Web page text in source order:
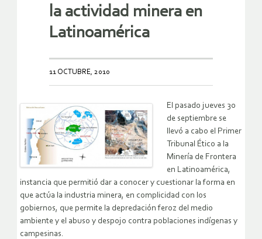
la actividad minera en
Latinoamérica
11 OCTUBRE, 2010
El pasado jueves 30
de septiembre se
llevó a cabo el Primer
Tribunal Ético a la
Minería de Frontera
en Latinoamérica,
instancia que permitió dar a conocer y cuestionar la forma en
que actúa la industria minera, en complicidad con los
gobiernos, que permite la depredación feroz del medio
ambiente y el abuso y despojo contra poblaciones indígenas y
campesinas.